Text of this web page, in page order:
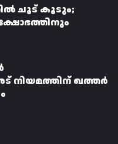
ചൂട് കൂടും;
നിയമത്തിന് ഖത്തർ